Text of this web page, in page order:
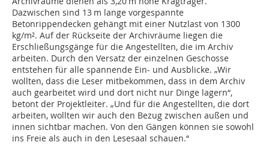
Dazwischen sind 13 m lange vorgespannte
Betonrippendecken gehängt mit einer Nutzlast von 1300
kg/m². Auf der Rückseite der Archivräume liegen die
Erschließungsgänge für die Angestellten, die im Archiv
arbeiten. Durch den Versatz der einzelnen Geschosse
entstehen für alle spannende Ein- und Ausblicke. „Wir
wollten, dass die Leser mitbekommen, dass in dem Archiv
auch gearbeitet wird und dort nicht nur Dinge lagern“,
betont der Projektleiter. „Und für die Angestellten, die dort
arbeiten, wollten wir auch den Bezug zwischen außen und
innen sichtbar machen. Von den Gängen können sie sowohl
ins Freie als auch in den Lesesaal schauen.“